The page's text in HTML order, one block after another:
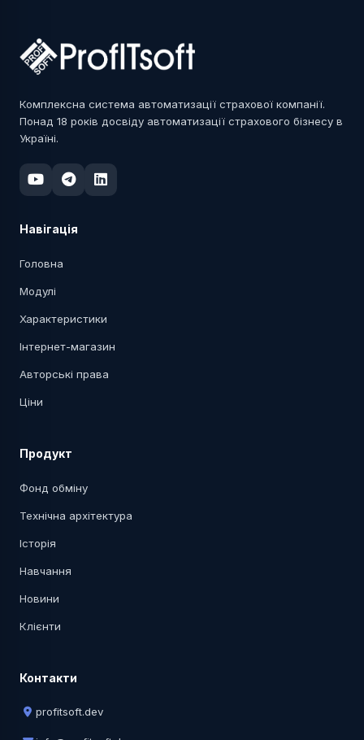
Комплексна система автоматизації страхової компанії.
Понад 18 років досвіду автоматизації страхового бізнесу в
Україні.
Навігація
Головна
Модулі
Характеристики
Інтернет-магазин
Авторські права
Ціни
Продукт
Фонд обміну
Технічна архітектура
Історія
Навчання
Новини
Клієнти
Контакти
profitsoft.dev